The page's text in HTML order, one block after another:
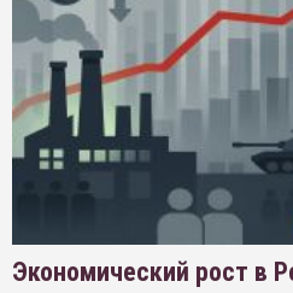
Экономический рост в